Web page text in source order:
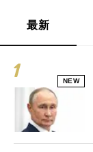
最新
NEW